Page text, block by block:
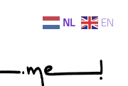
NL EN